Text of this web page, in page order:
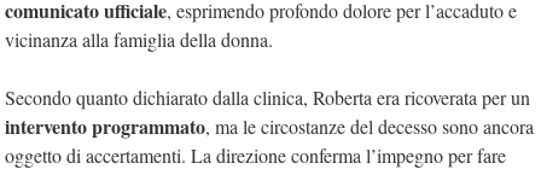
comunicato ufficiale, esprimendo profondo dolore per l’accaduto e
vicinanza alla famiglia della donna.
Secondo quanto dichiarato dalla clinica, Roberta era ricoverata per un
intervento programmato, ma le circostanze del decesso sono ancora
oggetto di accertamenti. La direzione conferma l’impegno per fare